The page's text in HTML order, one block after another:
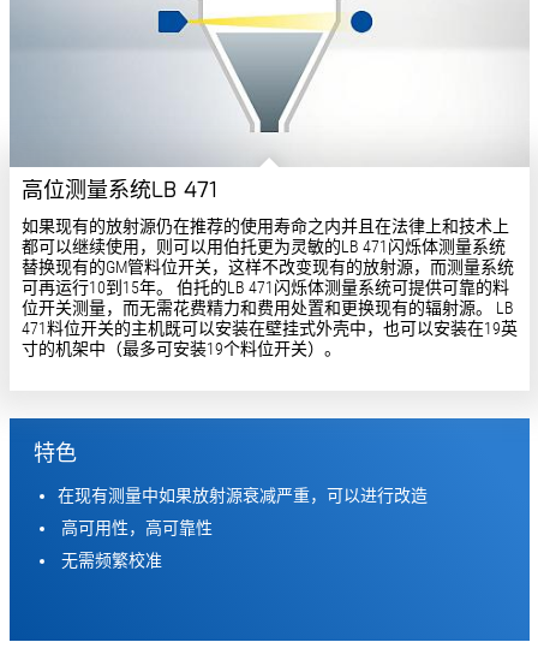
高位测量系统LB 471
如果现有的放射源仍在推荐的使用寿命之内并且在法律上和技术上
都可以继续使用，则可以用伯托更为灵敏的LB 471闪烁体测量系统
替换现有的GM管料位开关，这样不改变现有的放射源，而测量系统
可再运行10到15年。 伯托的LB 471闪烁体测量系统可提供可靠的料
位开关测量，而无需花费精力和费用处置和更换现有的辐射源。 LB
471料位开关的主机既可以安装在壁挂式外壳中，也可以安装在19英
寸的机架中（最多可安装19个料位开关）。
特色
在现有测量中如果放射源衰减严重，可以进行改造
高可用性，高可靠性
无需频繁校准